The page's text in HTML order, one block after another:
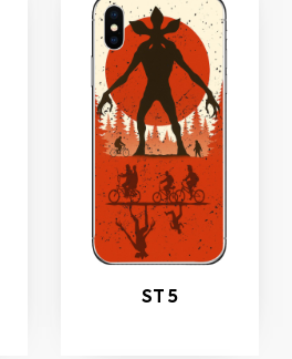
ST 5